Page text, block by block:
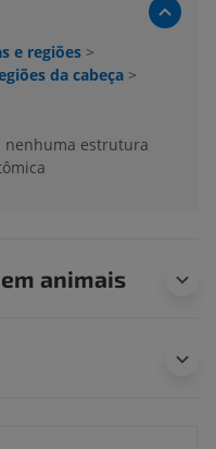
e regiões >
da cabeça >
nenhuma estrutura
animais